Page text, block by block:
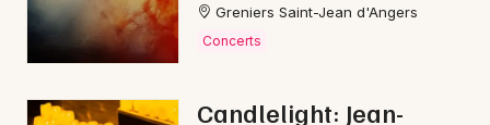
Greniers Saint-Jean d'Angers
Concerts
Candlelight: Jean-